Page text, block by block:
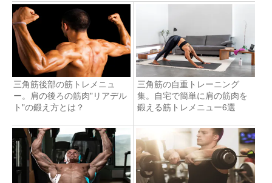
三角筋後部の筋トレメニュ
ー。肩の後ろの筋肉"リアデル
ト"の鍛え方とは？
三角筋の自重トレーニング
集。自宅で簡単に肩の筋肉を
鍛える筋トレメニュー6選